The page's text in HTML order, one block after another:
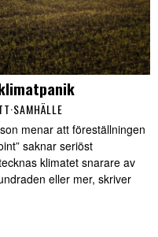
·SAMHÄLLE
menar att föreställningen
saknar seriöst
klimatet snarare av
eller mer, skriver